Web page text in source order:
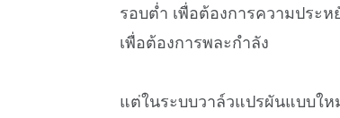
รอบต่ำ เพื่อต้องการความประ
เพื่อต้องการพละกำลัง
แต่ในระบบวาล์วแปรผันแบบใ